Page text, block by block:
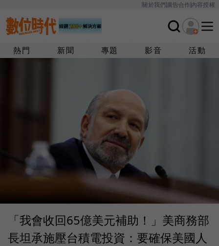
關於我們廣告合作內容授權
熱門 新聞 專題 影音 活動
「我會收回65億美元補助！」美商務部
長坦承施壓台積電投資：要確保美國人